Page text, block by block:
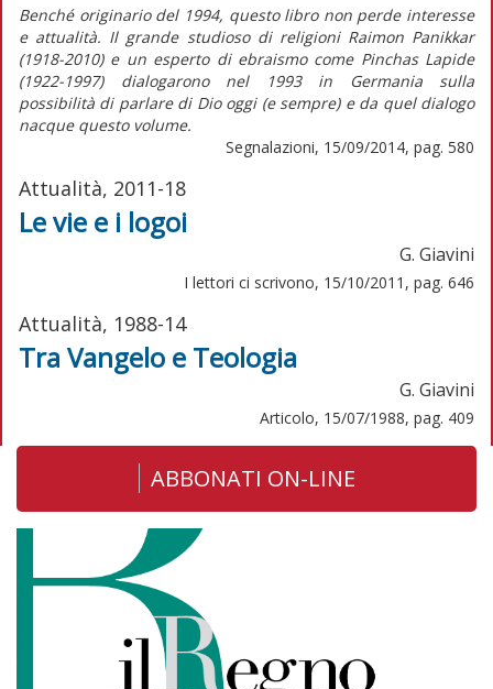
Benché originario del 1994, questo libro non perde interesse
e attualità. Il grande studioso di religioni Raimon Panikkar
(1918-2010) e un esperto di ebraismo come Pinchas Lapide
(1922-1997) dialogarono nel 1993 in Germania sulla
possibilità di parlare di Dio oggi (e sempre) e da quel dialogo
nacque questo volume.
Segnalazioni, 15/09/2014, pag. 580
Attualità, 2011-18
Le vie e i logoi
G. Giavini
I lettori ci scrivono, 15/10/2011, pag. 646
Attualità, 1988-14
Tra Vangelo e Teologia
G. Giavini
Articolo, 15/07/1988, pag. 409
ABBONATI ON-LINE